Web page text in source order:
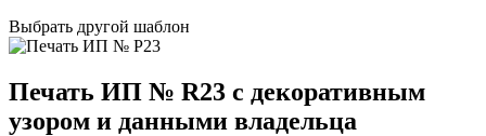
Выбрать другой шаблон
Печать ИП № R23 с декоративным
узором и данными владельца